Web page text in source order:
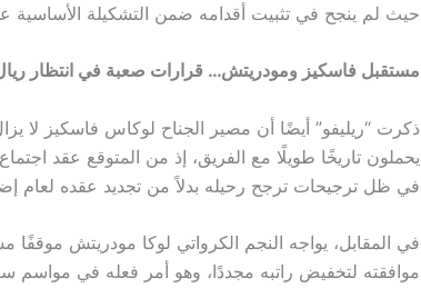
حيث لم ينجح في تثبيت أقدامه ضمن التشكيلة الأساسية
مستقبل فاسكيز ومودريتش… قرارات صعبة في انتظار
ذكرت “ريليفو” أيضًا أن مصير الجناح لوكاس فاسكيز لا
يحملون تاريخًا طويلًا مع الفريق، إذ من المتوقع عقد
في ظل ترجيحات ترجح رحيله بدلاً من تجديد عقده لعام
في المقابل، يواجه النجم الكرواتي لوكا مودريتش موقفًا
موافقته لتخفيض راتبه مجددًا، وهو أمر فعله في مواسم